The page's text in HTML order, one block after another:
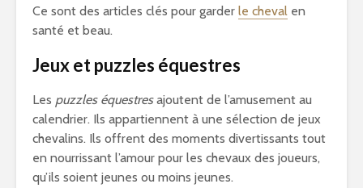
Ce sont des articles clés pour garder le cheval en
santé et beau.
Jeux et puzzles équestres
Les puzzles équestresajoutent de l’amusement au
calendrier. Ils appartiennent à une sélection de jeux
chevalins. Ils offrent des moments divertissants tout
en nourrissant l’amour pour les chevaux des joueurs,
qu’ils soient jeunes ou moins jeunes.